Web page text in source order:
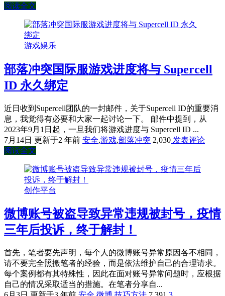
阅读全文
游戏娱乐
部落冲突国际服游戏进度将与 Supercell
ID 永久绑定
近日收到Supercell团队的一封邮件，关于Supercell ID的重要消
息，我觉得有必要和大家一起讨论一下。 邮件中提到，从
2023年9月1日起，一旦我们将游戏进度与 Supercell ID ...
7月14日 更新于2 年前 安全,游戏,部落冲突 2,030 发表评论
阅读全文
创作平台
微博账号被盗导致异常违规被封号，疫情
三年后投诉，终于解封！
首先，笔者要先声明，每个人的微博账号异常原因各不相同，
请不要完全照搬笔者的经验，而是依法维护自己的合理请求。
每个案例都有其特殊性，因此在面对账号异常问题时，应根据
自己的情况采取适当的措施。在笔者分享自...